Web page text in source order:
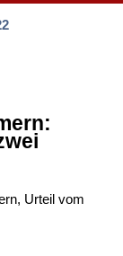
Urteil vom